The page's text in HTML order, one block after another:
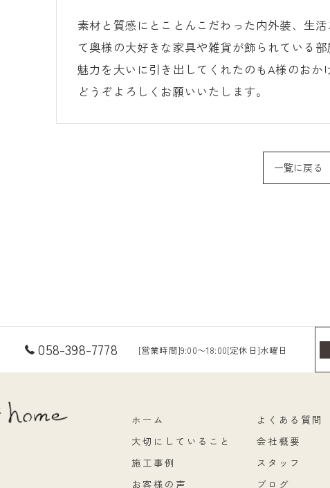
素材と質感にとことんこだわった内外装、生
て奥様の大好きな家具や雑貨が飾られている
魅力を大いに引き出してくれたのもA様のおか
どうぞよろしくお願いいたします。
一覧に戻る
058-398-7778 [営業時間]9:00～18:00[定休日]水曜日
ホーム
大切にしていること
施工事例
お客様の声
よくある質問
会社概要
スタッフ
ブログ